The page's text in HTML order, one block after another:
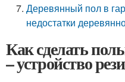
Деревянный пол в
недостатки
Как сделать
– устройство